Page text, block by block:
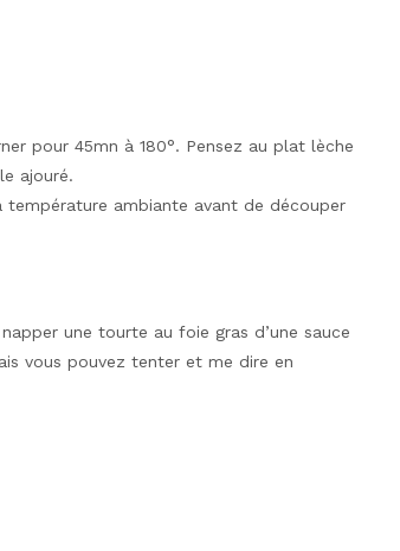
pour 45mn à 180°. Pensez au plat lèche
ajouré.
ambiante avant de découper
une tourte au foie gras d’une sauce
vous pouvez tenter et me dire en